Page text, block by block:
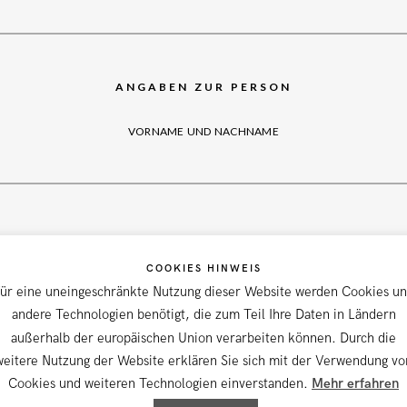
ANGABEN ZUR PERSON
VORNAME UND NACHNAME
COOKIES HINWEIS
eine uneingeschränkte Nutzung dieser Website werden Cookies
andere Technologien benötigt, die zum Teil Ihre Daten in Ländern
außerhalb der europäischen Union verarbeiten können. Durch die
Nutzung der Website erklären Sie sich mit der Verwendung
Cookies und weiteren Technologien einverstanden. Mehr erfahren